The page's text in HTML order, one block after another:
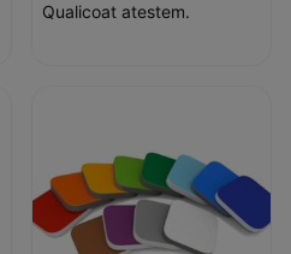
Qualicoat atestem.